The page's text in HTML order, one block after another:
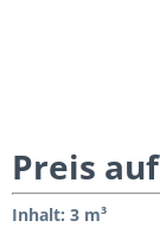
Preis
Inhalt: 3 m³